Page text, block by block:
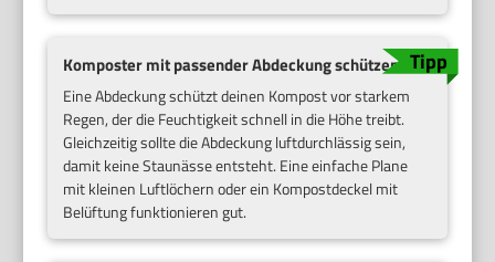
Komposter mit passender Abdeckung schützen
Eine Abdeckung schützt deinen Kompost vor starkem
Regen, der die Feuchtigkeit schnell in die Höhe treibt.
Gleichzeitig sollte die Abdeckung luftdurchlässig sein,
damit keine Staunässe entsteht. Eine einfache Plane
mit kleinen Luftlöchern oder ein Kompostdeckel mit
Belüftung funktionieren gut.